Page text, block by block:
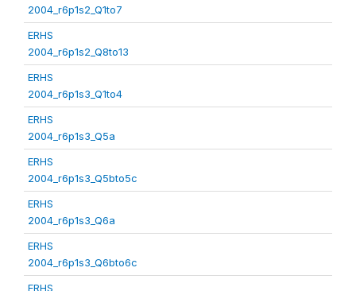
2004_r6p1s2_Q1to7
ERHS
2004_r6p1s2_Q8to13
ERHS
2004_r6p1s3_Q1to4
ERHS
2004_r6p1s3_Q5a
ERHS
2004_r6p1s3_Q5bto5c
ERHS
2004_r6p1s3_Q6a
ERHS
2004_r6p1s3_Q6bto6c
ERHS